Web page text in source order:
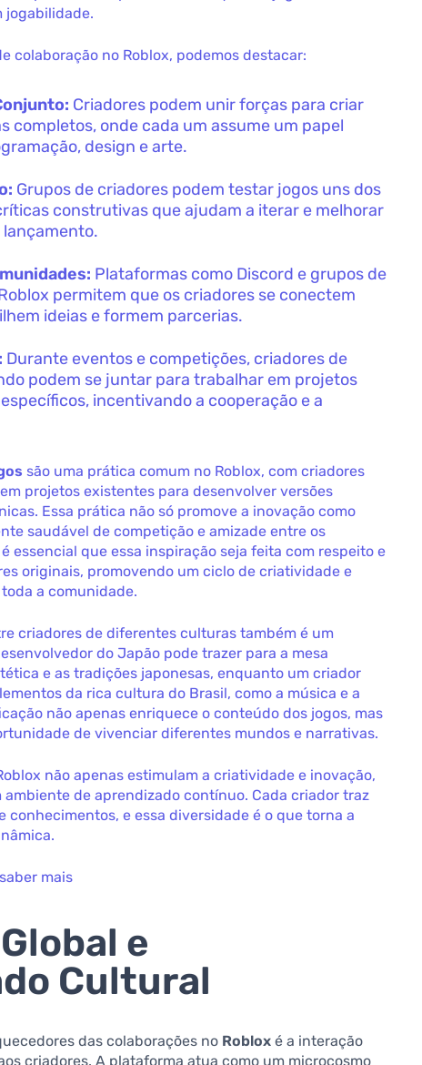
jogabilidade.
colaboração no Roblox, podemos destacar:
Criadores podem unir forças para criar
completos, onde cada um assume um papel
design e arte.
Grupos de criadores podem testar jogos uns dos
construtivas que ajudam a iterar e melhorar
lançamento.
Plataformas como Discord e grupos de
permitem que os criadores se conectem
ideias e formem parcerias.
Durante eventos e competições, criadores de
podem se juntar para trabalhar em projetos
incentivando a cooperação e a
são uma prática comum no Roblox, com criadores
projetos existentes para desenvolver versões
Essa prática não só promove a inovação como
saudável de competição e amizade entre os
essencial que essa inspiração seja feita com respeito e
originais, promovendo um ciclo de criatividade e
a comunidade.
criadores de diferentes culturas também é um
do Japão pode trazer para a mesa
e as tradições japonesas, enquanto um criador
da rica cultura do Brasil, como a música e a
não apenas enriquece o conteúdo dos jogos, mas
de vivenciar diferentes mundos e narrativas.
não apenas estimulam a criatividade e inovação,
ambiente de aprendizado contínuo. Cada criador traz
conhecimentos, e essa diversidade é o que torna a
mais
e
Cultural
das colaborações no Roblox é a interação
criadores. A plataforma atua como um microcosmo